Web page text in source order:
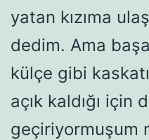
yatan kızıma
dedim. Ama
külçe gibi
açık kaldığı için
geçiriyormuşum